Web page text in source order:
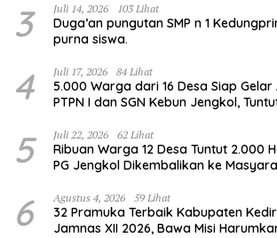
3 Juli 14, 2026 103 Lihat
Duga’an pungutan SMP n 1
purna siswa.
4 Juli 17, 2026 84 Lihat
5.000 Warga dari 16 Desa Siap
PTPN I dan SGN Kebun Jengkol,
5 Juli 22, 2026 62 Lihat
Ribuan Warga 12 Desa Tuntut 2.000
PG Jengkol Dikembalikan ke
6 Agustus 4, 2026 59 Lihat
32 Pramuka Terbaik Kabupaten
Jamnas XII 2026, Bawa Misi